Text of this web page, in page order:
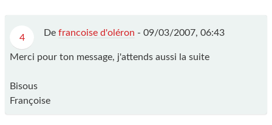
4 De francoise d'oléron - 09/03/2007, 06:43
Merci pour ton message, j'attends aussi la suite
Bisous
Françoise